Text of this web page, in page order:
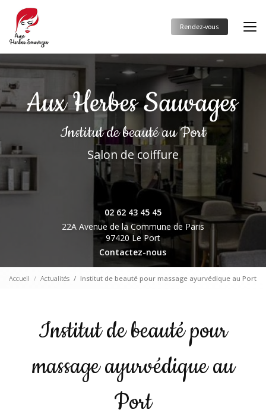
contenu
principal
Rendez-vous
Institut de beautéau Port
Salon de coiffure
02 62 43 45 45
22A Avenue de la Commune de Paris
97420 Le Port
Contactez-nous
Accueil Actualités Institut de beauté pour massage ayurvédique au Port
Institut de beauté pour
massage ayurvédique au
Port